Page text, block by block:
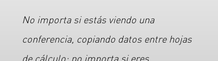
No importa si estás viendo una
conferencia, copiando datos entre hojas
de cálculo; no importa si eres